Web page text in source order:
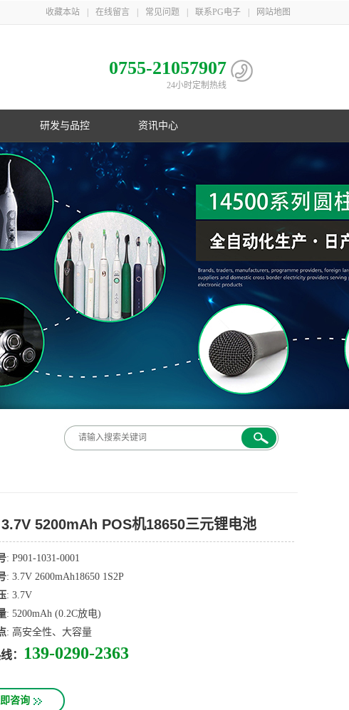
收藏本站 在线留言 常见问题 联系PG电子 网站地图
0755-21057907
24小时定制热线
研发与品控 资讯中心
标准主导
行业国
电动车电池
PG电子在行业首创镍氢B型电池；在
数码锂电池领域采用改性锰酸锂电池
研发中心
家团队
科研专利
池定制
PG游戏官网三地一共取得国家专利
106项，其中发明专利33项，并获得
美国OVNIC专利授权
PG电子相册
电子荣誉
PG电子简介
业文化
PG游戏官网是国家高新技术企业，在
深圳、梅州、江苏三地自建生产基
地，现有员工1000余人
社会公益
会信息
合作伙伴
PG游戏官网21年服务上千家客户，遍
布欧美、东南亚以及国内
3.7V 5200mAh POS机18650三元锂电池
: P901-1031-0001
: 3.7V 2600mAh18650 1S2P
: 3.7V
: 5200mAh (0.2C放电)
: 高安全性、大容量
： 139-0290-2363
咨询